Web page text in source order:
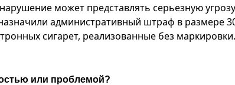
может представлять серьезную
административный штраф в размере
сигарет, реализованные без маркировки.
или проблемой?